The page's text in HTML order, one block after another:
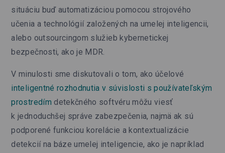
situáciu buď automatizáciou pomocou strojového
učenia a technológií založených na umelej inteligencii,
alebo outsourcingom služieb kybernetickej
bezpečnosti, ako je MDR.
V minulosti sme diskutovali o tom, ako účelové
inteligentné rozhodnutia v súvislosti s používateľským
prostredím detekčného softvéru môžu viesť
k jednoduchšej správe zabezpečenia, najmä ak sú
podporené funkciou korelácie a kontextualizácie
detekcií na báze umelej inteligencie, ako je napríklad